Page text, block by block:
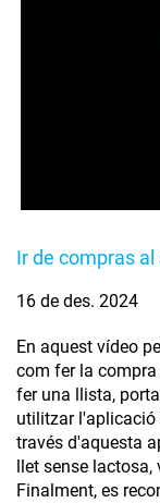
Ir de compras
16 de des. 2024
En aquest vídeo
com fer la
fer una llista,
utilitzar l'aplicació
través d'aquesta
llet sense
Finalment, es